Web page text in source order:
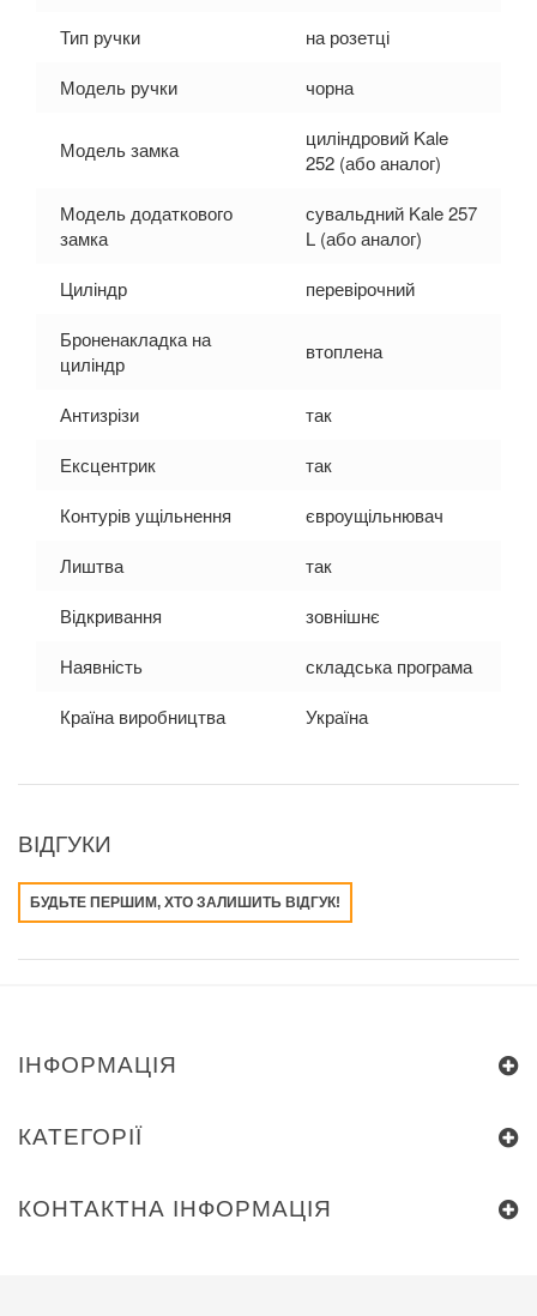
Тип ручки
на розетці
Модель ручки
чорна
Модель замка
циліндровий Kale
252 (або аналог)
Модель додаткового
замка
сувальдний Kale 257
L (або аналог)
Циліндр
перевірочний
Броненакладка на
циліндр
втоплена
Антизрізи
так
Ексцентрик
так
Контурів ущільнення
євроущільнювач
Лиштва
так
Відкривання
зовнішнє
Наявність
складська програма
Країна виробництва
Україна
ВІДГУКИ
БУДЬТЕ ПЕРШИМ, ХТО ЗАЛИШИТЬ ВІДГУК!
ІНФОРМАЦІЯ
КАТЕГОРІЇ
КОНТАКТНА ІНФОРМАЦІЯ